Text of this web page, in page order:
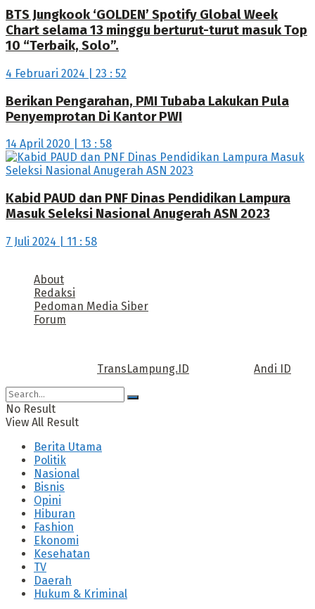
BTS Jungkook ‘GOLDEN’ Spotify Global Week
Chart selama 13 minggu berturut-turut masuk Top
10 “Terbaik, Solo”.
4 Februari 2024 | 23 : 52
Berikan Pengarahan, PMI Tubaba Lakukan Pula
Penyemprotan Di Kantor PWI
14 April 2020 | 13 : 58
Kabid PAUD dan PNF Dinas Pendidikan Lampura
Masuk Seleksi Nasional Anugerah ASN 2023
7 Juli 2024 | 11 : 58
About
Redaksi
Pedoman Media Siber
Forum
TransLampung.ID Andi ID
No Result
View All Result
Berita Utama
Politik
Nasional
Bisnis
Opini
Hiburan
Fashion
Ekonomi
Kesehatan
TV
Daerah
Hukum & Kriminal